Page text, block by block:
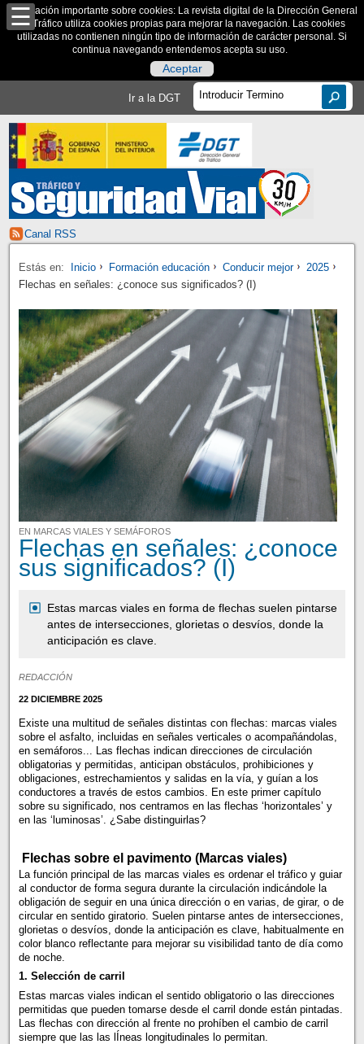
Información importante sobre cookies: La revista digital de la Dirección General
de Tráfico utiliza cookies propias para mejorar la navegación. Las cookies
utilizadas no contienen ningún tipo de información de carácter personal. Si
continua navegando entendemos acepta su uso.
Aceptar
Ir a la DGT
Canal RSS
Estás en: Inicio Formación educación Conducir mejor
2025
Flechas en señales: ¿conoce sus significados? (I)
EN MARCAS VIALES Y SEMÁFOROS
Flechas en señales: ¿conoce
sus significados? (I)
Estas marcas viales en forma de flechas suelen pintarse
antes de intersecciones, glorietas o desvíos, donde la
anticipación es clave.
REDACCIÓN
22 DICIEMBRE 2025
Existe una multitud de señales distintas con flechas: marcas viales
sobre el asfalto, incluidas en señales verticales o acompañándolas,
en semáforos... Las flechas indican direcciones de circulación
obligatorias y permitidas, anticipan obstáculos, prohibiciones y
obligaciones, estrechamientos y salidas en la vía, y guían a los
conductores a través de estos cambios. En este primer capítulo
sobre su significado, nos centramos en las flechas ‘horizontales’ y
en las ‘luminosas’. ¿Sabe distinguirlas?
Flechas sobre el pavimento (Marcas viales)
La función principal de las marcas viales es ordenar el tráfico y guiar
al conductor de forma segura durante la circulación indicándole la
obligación de seguir en una única dirección o en varias, de girar, o de
circular en sentido giratorio. Suelen pintarse antes de intersecciones,
glorietas o desvíos, donde la anticipación es clave, habitualmente en
color blanco reflectante para mejorar su visibilidad tanto de día como
de noche.
1. Selección de carril
Estas marcas viales indican el sentido obligatorio o las direcciones
permitidas que pueden tomarse desde el carril donde están pintadas.
Las flechas con dirección al frente no prohíben el cambio de carril
siempre que las las lÍneas longitudinales lo permitan.